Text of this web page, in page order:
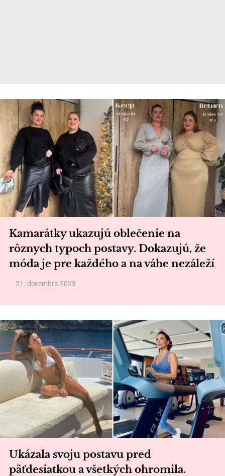
Kamarátky ukazujú oblečenie na
rôznych typoch postavy. Dokazujú, že
móda je pre každého a na váhe nezáleží
21. decembra 2023
Ukázala svoju postavu pred
päťdesiatkou a všetkých ohromila.